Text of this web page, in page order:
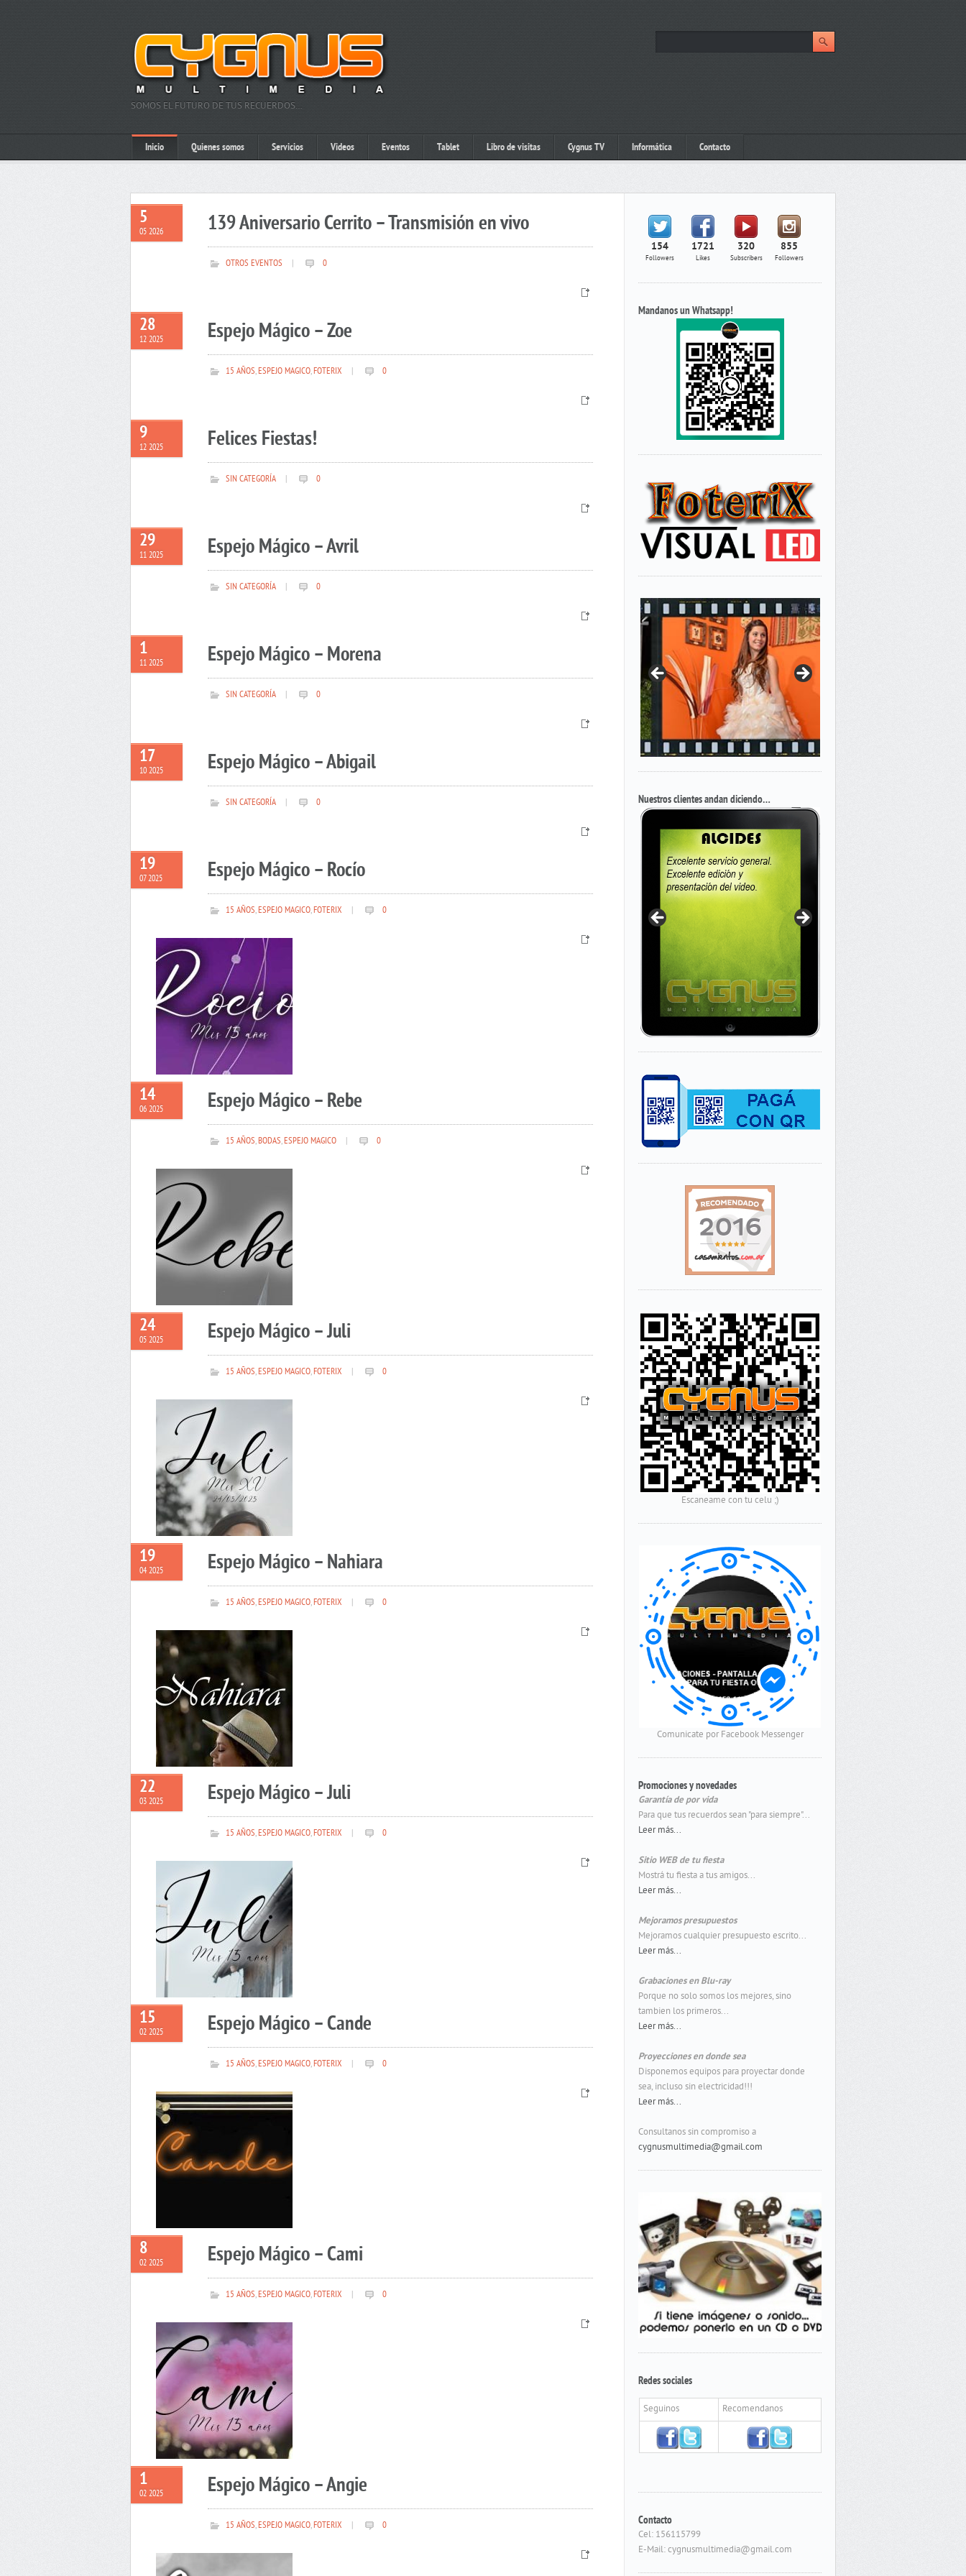
SOMOS EL FUTURO DE TUS RECUERDOS…
Inicio Quienes somos Servicios Videos Eventos Tablet Libro de visitas Cygnus TV Informática Contacto
5
05 2026 139 Aniversario Cerrito – Transmisión en vivo
OTROS EVENTOS 0
28
12 2025 Espejo Mágico – Zoe
15 AÑOS,ESPEJO MAGICO,FOTERIX 0
9
12 2025 Felices Fiestas!
SIN CATEGORÍA 0
29
11 2025 Espejo Mágico – Avril
SIN CATEGORÍA 0
1
11 2025 Espejo Mágico – Morena
SIN CATEGORÍA 0
17
10 2025 Espejo Mágico – Abigail
SIN CATEGORÍA 0
19
07 2025 Espejo Mágico – Rocío
15 AÑOS,ESPEJO MAGICO,FOTERIX 0
14
06 2025 Espejo Mágico – Rebe
15 AÑOS,BODAS,ESPEJO MAGICO 0
24
05 2025 Espejo Mágico – Juli
15 AÑOS,ESPEJO MAGICO,FOTERIX 0
19
04 2025 Espejo Mágico – Nahiara
15 AÑOS,ESPEJO MAGICO,FOTERIX 0
22
03 2025 Espejo Mágico – Juli
15 AÑOS,ESPEJO MAGICO,FOTERIX 0
15
02 2025 Espejo Mágico – Cande
15 AÑOS,ESPEJO MAGICO,FOTERIX 0
8
02 2025 Espejo Mágico – Cami
15 AÑOS,ESPEJO MAGICO,FOTERIX 0
1
02 2025 Espejo Mágico – Angie
15 AÑOS,ESPEJO MAGICO,FOTERIX 0
154
Followers
1721
Likes
320
Subscribers
855
Followers
Mandanos un Whatsapp!
Nuestros clientes andan diciendo…
Escaneame con tu celu ;)
Comunicate por Facebook Messenger
Promociones y novedades
Garantía de por vida
Para que tus recuerdos sean "para siempre"...
Leer más...
Sitio WEB de tu fiesta
Mostrá tu fiesta a tus amigos...
Leer más...
Mejoramos presupuestos
Mejoramos cualquier presupuesto escrito...
Leer más...
Grabaciones en Blu-ray
Porque no solo somos los mejores, sino
tambien los primeros...
Leer más...
Proyecciones en donde sea
Disponemos equipos para proyectar donde
sea, incluso sin electricidad!!!
Leer más...
Consultanos sin compromiso a
cygnusmultimedia@gmail.com
Redes sociales
Seguinos Recomendanos
Cel: 156115799